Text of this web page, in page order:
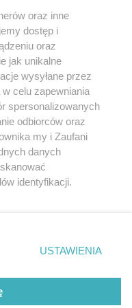
Praca Łódź
Youtube.com
oraz inne
dostęp i
oraz
jak unikalne
wysyłane przez
celu zapewniania
spersonalizowanych
odbiorców oraz
my i Zaufani
danych
identyfikacji.
prywatności
strony
. Niektóre
się takiemu
zastosowania tylko
USTAWIENIA